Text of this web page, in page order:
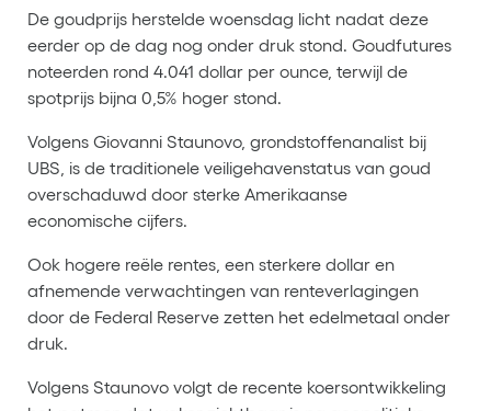
De goudprijs herstelde woensdag licht nadat deze
eerder op de dag nog onder druk stond. Goudfutures
noteerden rond 4.041 dollar per ounce, terwijl de
spotprijs bijna 0,5% hoger stond.
Volgens Giovanni Staunovo, grondstoffenanalist bij
UBS, is de traditionele veiligehavenstatus van goud
overschaduwd door sterke Amerikaanse
economische cijfers.
Ook hogere reële rentes, een sterkere dollar en
afnemende verwachtingen van renteverlagingen
door de Federal Reserve zetten het edelmetaal onder
druk.
Volgens Staunovo volgt de recente koersontwikkeling